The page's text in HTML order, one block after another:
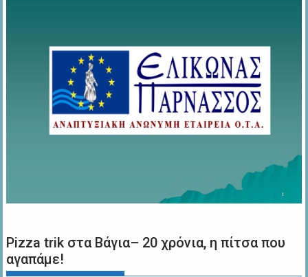
Pizza trik στα Βάγια– 20 χρόνια, η πίτσα που
αγαπάμε!